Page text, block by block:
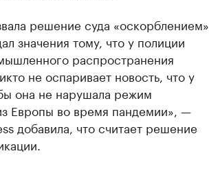
решение суда «оскорблением».
значения тому, что у полиции
распространения
не оспаривает новость, что у
она не нарушала режим
Европы во время пандемии», —
добавила, что считает решение